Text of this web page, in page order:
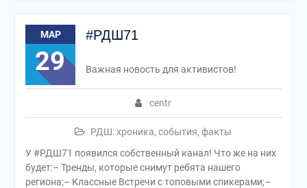
МАР
29
#РДШ71
centr
РДШ: хроника, события, факты
Важная новость для активистов!
У #РДШ71 появился собственный канал! Что же на них
будет:– Тренды, которые снимут ребята нашего
региона;– Классные Встречи с топовыми спикерами;–